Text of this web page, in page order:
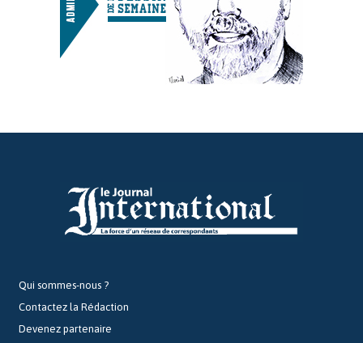
Qui sommes-nous ?
Contactez la Rédaction
Devenez partenaire